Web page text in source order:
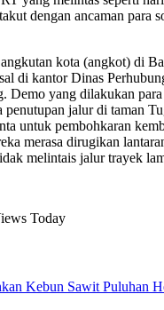
dengan ancaman para
kota (angkot) di
di kantor Dinas
Demo yang dilakukan
penutupan jalur di taman
untuk pembohkaran
merasa dirugikan
melintais jalur trayek
Today